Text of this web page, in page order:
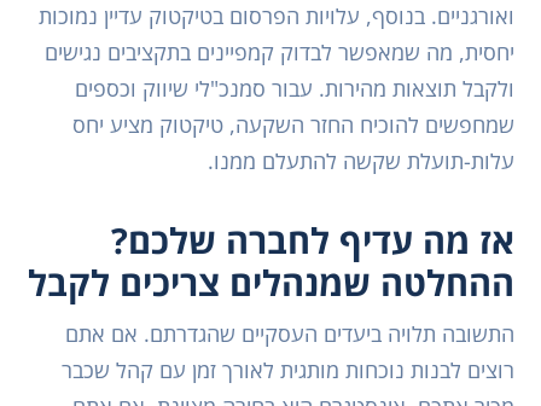
ואורגניים. בנוסף, עלויות הפרסום בטיקטוק עדיין נמוכות
יחסית, מה שמאפשר לבדוק קמפיינים בתקציבים נגישים
ולקבל תוצאות מהירות. עבור סמנכ"לי שיווק וכספים
שמחפשים להוכיח החזר השקעה, טיקטוק מציע יחס
עלות-תועלת שקשה להתעלם ממנו.
אז מה עדיף לחברה שלכם?
ההחלטה שמנהלים צריכים לקבל
התשובה תלויה ביעדים העסקיים שהגדרתם. אם אתם
רוצים לבנות נוכחות מותגית לאורך זמן עם קהל שכבר